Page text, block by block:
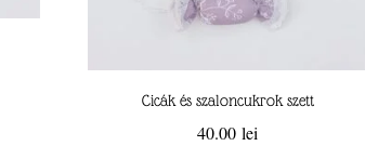
Cicák és szaloncukrok szett
40.00lei